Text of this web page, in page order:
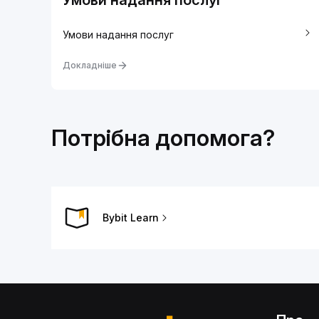
Умови надання послуг
Докладніше
Потрібна допомога?
Bybit Learn